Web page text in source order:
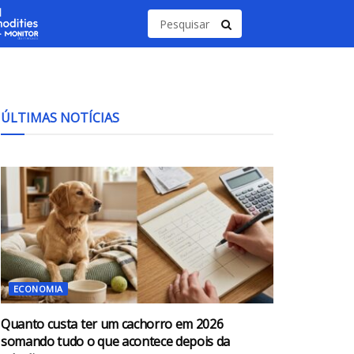
ÚLTIMAS NOTÍCIAS
ECONOMIA
Quanto custa ter um cachorro em 2026
somando tudo o que acontece depois da